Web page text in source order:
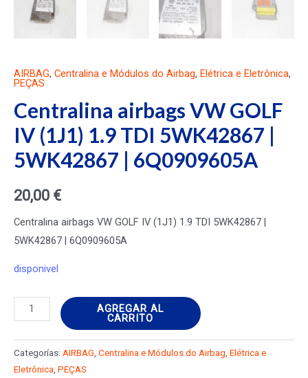
AIRBAG, Centralina e Módulos do Airbag, Elétrica e Eletrônica,
PEÇAS
Centralina airbags VW GOLF
IV (1J1) 1.9 TDI 5WK42867 |
5WK42867 | 6Q0909605A
20,00 €
Centralina airbags VW GOLF IV (1J1) 1.9 TDI 5WK42867 |
5WK42867 | 6Q0909605A
disponivel
Centralina
airbags
VW
GOLF
AGREGAR AL
CARRITO
Categorías: AIRBAG Centralina e Módulos do Airbag Elétrica e
Eletrônica PEÇAS